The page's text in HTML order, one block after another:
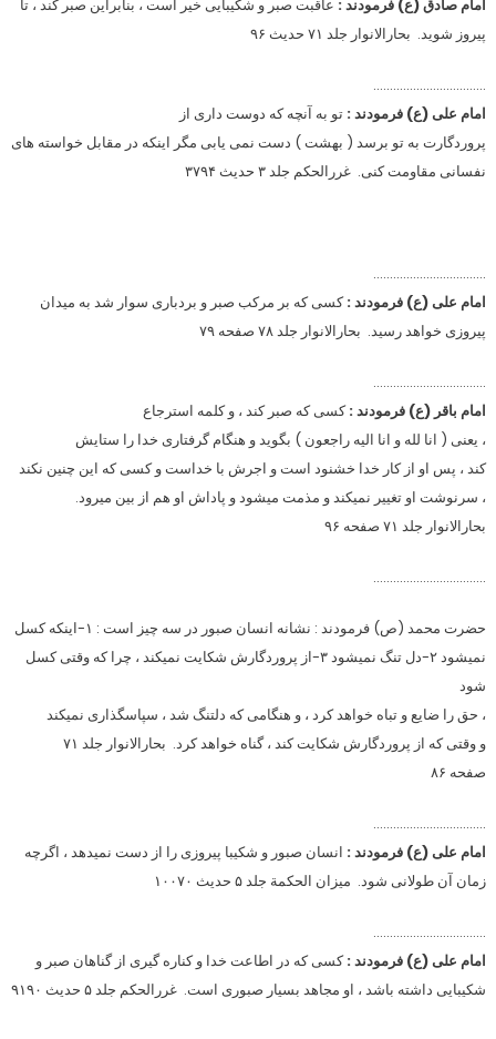
امام صادق (ع) فرمودند : عاقبت صبر و شکیبایی خیر است ، بنابراین صبر کند ، تا
پیروز شوید. بحارالانوار جلد ۷۱ حدیث ۹۶
…………………………….
امام علی (ع) فرمودند : تو به آنچه که دوست داری از
پروردگارت به تو برسد ( بهشت ) دست نمی یابی مگر اینکه در مقابل خواسته های
نفسانی مقاومت کنی. غررالحکم جلد ۳ حدیث ۳۷۹۴
…………………………….
امام علی (ع) فرمودند :کسی که بر مرکب صبر و بردباری سوار شد به میدان
پیروزی خواهد رسید. بحارالانوار جلد ۷۸ صفحه ۷۹
…………………………….
امام باقر (ع) فرمودند :کسی که صبر کند ، و کلمه استرجاع
، یعنی ( انا لله و انا الیه راجعون ) بگوید و هنگام گرفتاری خدا را ستایش
کند ، پس او از کار خدا خشنود است و اجرش با خداست و کسی که این چنین نکند
، سرنوشت او تغییر نمیکند و مذمت میشود و پاداش او هم از بین میرود.
بحارالانوار جلد ۷۱ صفحه ۹۶
…………………………….
حضرت محمد (ص) فرمودند : نشانه انسان صبور در سه چیز است : ۱-اینکه کسل
نمیشود ۲-دل تنگ نمیشود ۳-از پروردگارش شکایت نمیکند ، چرا که وقتی کسل
شود
، حق را ضایع و تباه خواهد کرد ، و هنگامی که دلتنگ شد ، سپاسگذاری نمیکند
و وقتی که از پروردگارش شکایت کند ، گناه خواهد کرد. بحارالانوار جلد ۷۱
صفحه ۸۶
…………………………….
امام علی (ع) فرمودند : انسان صبور و شکیبا پیروزی را از دست نمیدهد ، اگرچه
زمان آن طولانی شود. میزان الحکمة جلد ۵ حدیث ۱۰۰۷۰
…………………………….
امام علی (ع) فرمودند :کسی که در اطاعت خدا و کناره گیری از گناهان صبر و
شکیبایی داشته باشد ، او مجاهد بسیار صبوری است. غررالحکم جلد ۵ حدیث ۹۱۹۰